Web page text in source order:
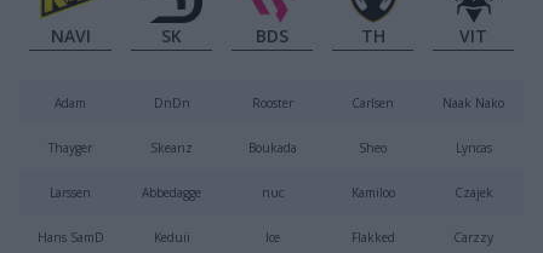
NAVI SK BDS TH VIT
Adam DnDn Rooster Carlsen Naak Nako
Thayger Skeanz Boukada Sheo Lyncas
Larssen Abbedagge nuc Kamiloo Czajek
Hans SamD Keduii Ice Flakked Carzzy